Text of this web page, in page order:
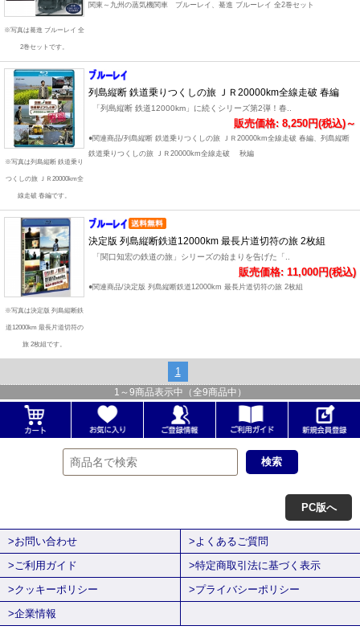
※写真は驀進 ブルーレイ 全
2巻セットです。
関東～九州の蒸気機関車 ブルーレイ、驀進 ブルーレイ 全2巻セット
※写真は列島縦断 鉄道乗り
つくしの旅 ＪＲ20000km全
線走破 春編です。
列島縦断 鉄道乗りつくしの旅 ＪＲ20000km全線走破 春編
「列島縦断 鉄道12000km」に続くシリーズ第2弾！春..
販売価格: 8,250円(税込)～
●関連商品/列島縦断 鉄道乗りつくしの旅 ＪＲ20000km全線走破 春編、列島縦断
鉄道乗りつくしの旅 ＪＲ20000km全線走破 秋編
※写真は決定版 列島縦断鉄
道12000km 最長片道切符の
旅 2枚組です。
決定版 列島縦断鉄道12000km 最長片道切符の旅 2枚組
「関口知宏の鉄道の旅」シリーズの始まりを告げた「..
販売価格: 11,000円(税込)
●関連商品/決定版 列島縦断鉄道12000km 最長片道切符の旅 2枚組
1
1 ～ 9商品表示中（全9商品中）
PC版へ
>お問い合わせ
>よくあるご質問
>ご利用ガイド
>特定商取引法に基づく表示
>クッキーポリシー
>プライバシーポリシー
>企業情報